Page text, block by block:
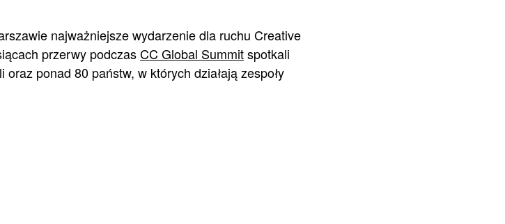
najważniejsze wydarzenie dla ruchu Creative
przerwy podczasCC Global Summitspotkali
ponad 80 państw, w których działają zespoły